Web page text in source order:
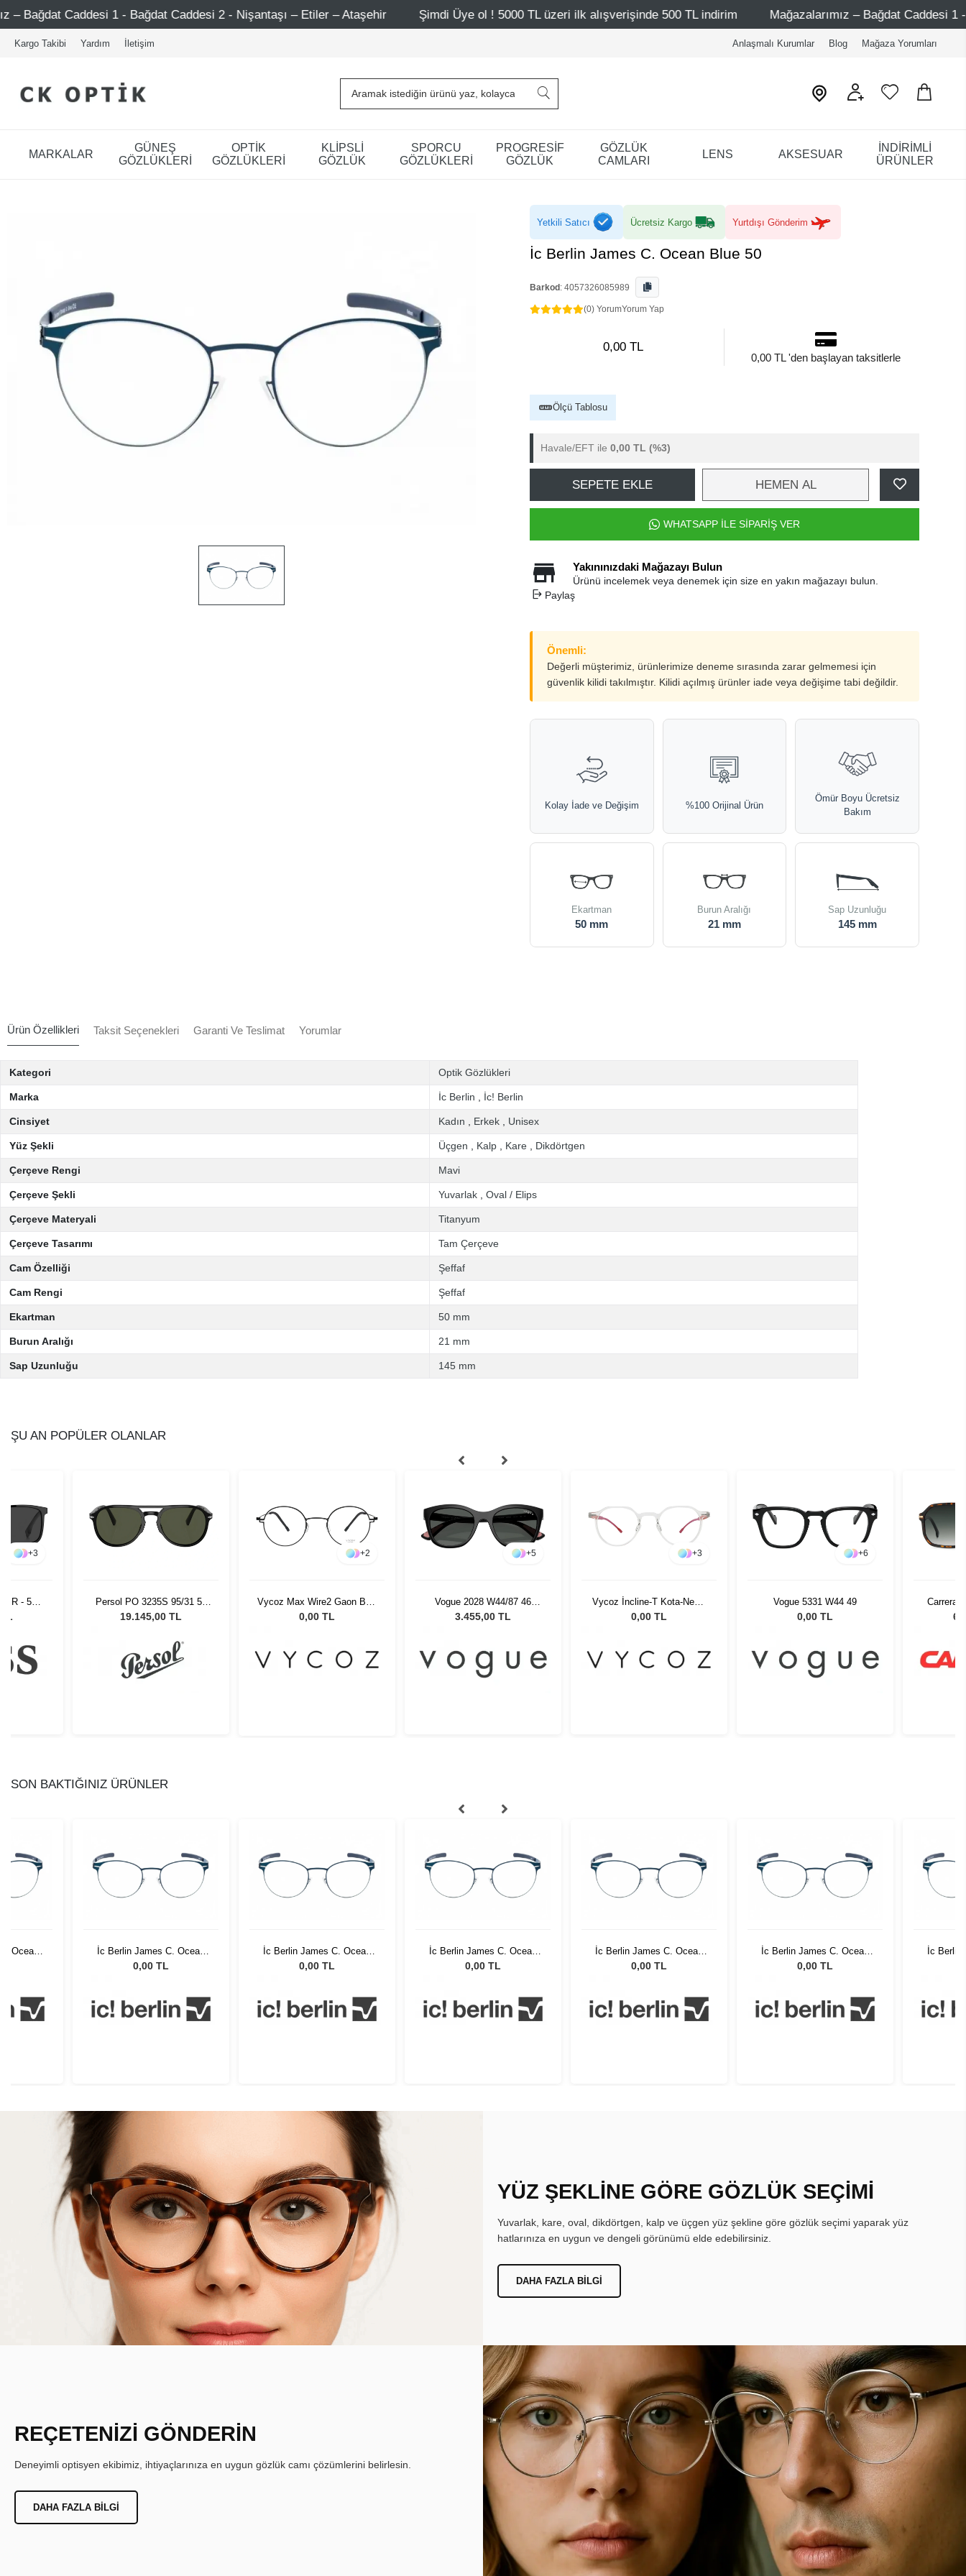
1 - Bağdat Caddesi 2 - Nişantaşı – Etiler – Ataşehir Şimdi Üye ol ! 5000 TL üzeri ilk alışverişinde 500 TL indirim Mağazalarımız – Bağdat Caddesi 1 - Bağdat
Kargo Takibi Yardım İletişim Anlaşmalı Kurumlar Blog Mağaza Yorumları
MARKALAR
GÜNEŞ
GÖZLÜKLERİ
OPTİK
GÖZLÜKLERİ
KLİPSLİ
GÖZLÜK
SPORCU
GÖZLÜKLERİ
PROGRESİF
GÖZLÜK
GÖZLÜK
CAMLARI
LENS AKSESUAR
İNDİRİMLİ
ÜRÜNLER
Yetkili Satıcı Ücretsiz Kargo Yurtdışı Gönderim
İc Berlin James C. Ocean Blue 50
Barkod : 4057326085989
(0) YorumYorum Yap
0,00 TL
0,00 TL 'den başlayan taksitlerle
Ölçü Tablosu
Havale/EFT ile 0,00 TL (%3)
SEPETE EKLE HEMEN AL
WHATSAPP İLE SİPARİŞ VER
Yakınınızdaki Mağazayı Bulun
Ürünü incelemek veya denemek için size en yakın mağazayı bulun.
Paylaş
Önemli:
Değerli müşterimiz, ürünlerimize deneme sırasında zarar gelmemesi için
güvenlik kilidi takılmıştır. Kilidi açılmış ürünler iade veya değişime tabi değildir.
Kolay İade ve Değişim %100 Orijinal Ürün
Ömür Boyu Ücretsiz
Bakım
Ekartman
50 mm
Burun Aralığı
21 mm
Sap Uzunluğu
145 mm
Ürün Özellikleri Taksit Seçenekleri Garanti Ve Teslimat Yorumlar
Kategori Optik Gözlükleri
Marka İc Berlin İc! Berlin
Cinsiyet Kadın Erkek Unisex
Yüz Şekli Üçgen Kalp Kare Dikdörtgen
Çerçeve Rengi Mavi
Çerçeve Şekli Yuvarlak Oval / Elips
Çerçeve Materyali Titanyum
Çerçeve Tasarımı Tam Çerçeve
Cam Özelliği Şeffaf
Cam Rengi Şeffaf
Ekartman 50 mm
Burun Aralığı 21 mm
Sap Uzunluğu 145 mm
ŞU AN POPÜLER OLANLAR
+3
IR - 57
Persol PO 3235S 95/31 55
Unisex Güneş Gözlüğü
19.145,00 TL
+2
Vycoz Max Wire2 Gaon BLK
45
0,00 TL
+5
Vogue 2028 W44/87 46
Çocuk Güneş Gözlüğü
3.455,00 TL
+3
Vycoz İncline-T Kota-New9
CRT-RED 48-23 144
0,00 TL
+6
Vogue 5331 W44 49
0,00 TL
Carrera
Erkek
SON BAKTIĞINIZ ÜRÜNLER
Ocean
İc Berlin James C. Ocean
Blue 50
0,00 TL
İc Berlin James C. Ocean
Blue 50
0,00 TL
İc Berlin James C. Ocean
Blue 50
0,00 TL
İc Berlin James C. Ocean
Blue 50
0,00 TL
İc Berlin James C. Ocean
Blue 50
0,00 TL
İc Berlin
YÜZ ŞEKLİNE GÖRE GÖZLÜK SEÇİMİ
Yuvarlak, kare, oval, dikdörtgen, kalp ve üçgen yüz şekline göre gözlük seçimi yaparak yüz
hatlarınıza en uygun ve dengeli görünümü elde edebilirsiniz.
DAHA FAZLA BILGI
REÇETENİZİ GÖNDERİN
Deneyimli optisyen ekibimiz, ihtiyaçlarınıza en uygun gözlük camı çözümlerini belirlesin.
DAHA FAZLA BILGI